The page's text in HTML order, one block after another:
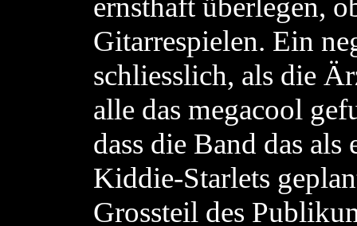
ernsthaft überlegen,
Gitarrespielen. Ein
schliesslich, als die
alle das megacool
dass die Band das
Kiddie-Starlets
Grossteil des